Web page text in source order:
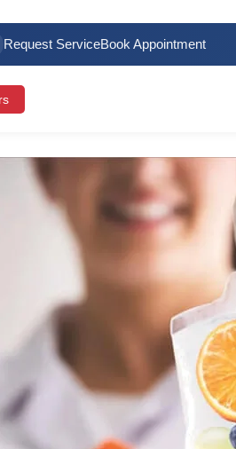
Book Appointment
Request Service